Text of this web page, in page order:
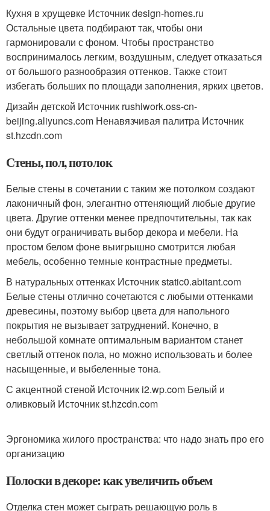
Кухня в хрущевке Источник design-homes.ru
Остальные цвета подбирают так, чтобы они
гармонировали с фоном. Чтобы пространство
воспринималось легким, воздушным, следует отказаться
от большого разнообразия оттенков. Также стоит
избегать больших по площади заполнения, ярких цветов.
Дизайн детской Источник rushiwork.oss-cn-
beijing.aliyuncs.com Ненавязчивая палитра Источник
st.hzcdn.com
Стены, пол, потолок
Белые стены в сочетании с таким же потолком создают
лаконичный фон, элегантно оттеняющий любые другие
цвета. Другие оттенки менее предпочтительны, так как
они будут ограничивать выбор декора и мебели. На
простом белом фоне выигрышно смотрится любая
мебель, особенно темные контрастные предметы.
В натуральных оттенках Источник static0.abitant.com
Белые стены отлично сочетаются с любыми оттенками
древесины, поэтому выбор цвета для напольного
покрытия не вызывает затруднений. Конечно, в
небольшой комнате оптимальным вариантом станет
светлый оттенок пола, но можно использовать и более
насыщенные, и выбеленные тона.
С акцентной стеной Источник i2.wp.com Белый и
оливковый Источник st.hzcdn.com
Эргономика жилого пространства: что надо знать про его
организацию
Полоски в декоре: как увеличить объем
Отделка стен может сыграть решающую роль в